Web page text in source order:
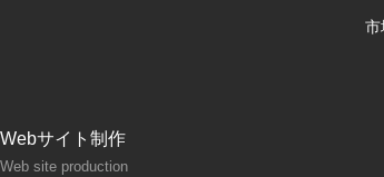
市
Webサイト制作
Web site production